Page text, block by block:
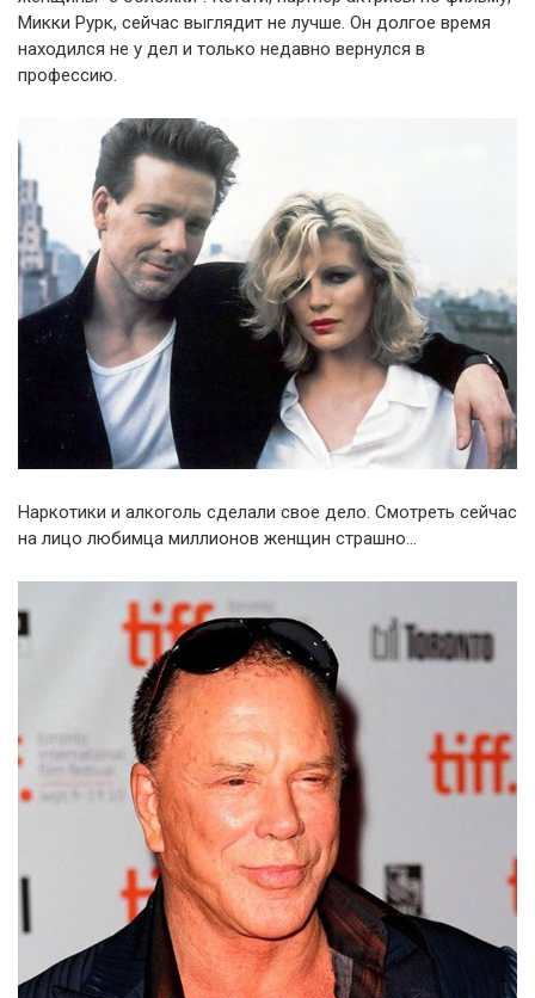
Микки Рурк, сейчас выглядит не лучше. Он долгое время
находился не у дел и только недавно вернулся в
профессию.
Наркотики и алкоголь сделали свое дело. Смотреть сейчас
на лицо любимца миллионов женщин страшно…